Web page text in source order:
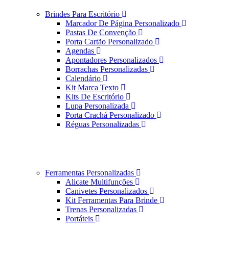
Brindes Para Escritório
Marcador De Página Personalizado
Pastas De Convenção
Porta Cartão Personalizado
Agendas
Apontadores Personalizados
Borrachas Personalizadas
Calendário
Kit Marca Texto
Kits De Escritório
Lupa Personalizada
Porta Crachá Personalizado
Réguas Personalizadas
Ferramentas Personalizadas
Alicate Multifunções
Canivetes Personalizados
Kit Ferramentas Para Brinde
Trenas Personalizadas
Portáteis